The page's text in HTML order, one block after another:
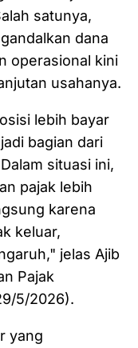
satunya,
dana
operasional kini
usahanya.
lebih bayar
bagian dari
situasi ini,
pajak lebih
karena
keluar,
jelas Ajib
Pajak
5/2026).
yang